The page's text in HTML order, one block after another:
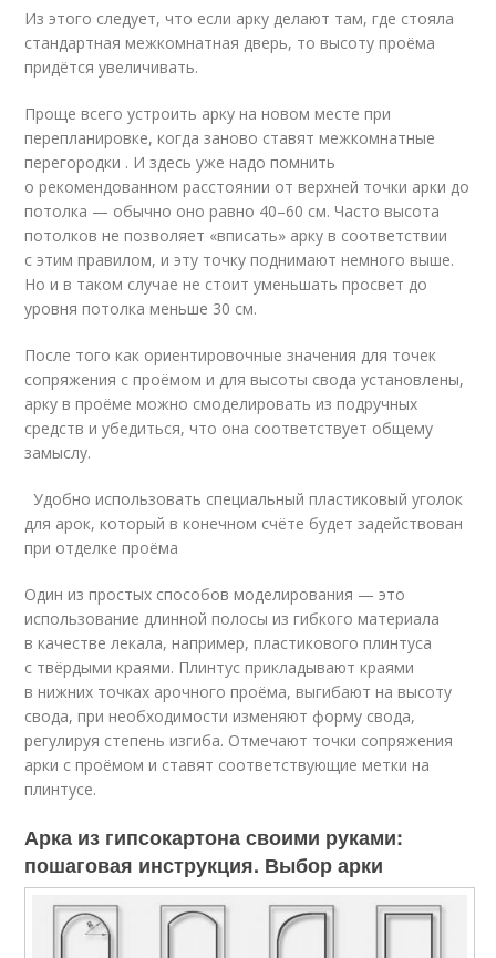
Из этого следует, что если арку делают там, где стояла
стандартная межкомнатная дверь, то высоту проёма
придётся увеличивать.
Проще всего устроить арку на новом месте при
перепланировке, когда заново ставят межкомнатные
перегородки . И здесь уже надо помнить
о рекомендованном расстоянии от верхней точки арки до
потолка — обычно оно равно 40–60 см. Часто высота
потолков не позволяет «вписать» арку в соответствии
с этим правилом, и эту точку поднимают немного выше.
Но и в таком случае не стоит уменьшать просвет до
уровня потолка меньше 30 см.
После того как ориентировочные значения для точек
сопряжения с проёмом и для высоты свода установлены,
арку в проёме можно смоделировать из подручных
средств и убедиться, что она соответствует общему
замыслу.
Удобно использовать специальный пластиковый уголок
для арок, который в конечном счёте будет задействован
при отделке проёма
Один из простых способов моделирования — это
использование длинной полосы из гибкого материала
в качестве лекала, например, пластикового плинтуса
с твёрдыми краями. Плинтус прикладывают краями
в нижних точках арочного проёма, выгибают на высоту
свода, при необходимости изменяют форму свода,
регулируя степень изгиба. Отмечают точки сопряжения
арки с проёмом и ставят соответствующие метки на
плинтусе.
Арка из гипсокартона своими руками:
пошаговая инструкция. Выбор арки